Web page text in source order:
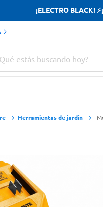
¡ELECTRO BLACK!
estás buscando hoy?
Herramientas de jardín